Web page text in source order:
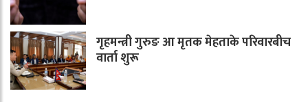
गृहमन्त्री गुरुङ आ मृतक मेहताके परिवारबीच
वार्ता शुरू